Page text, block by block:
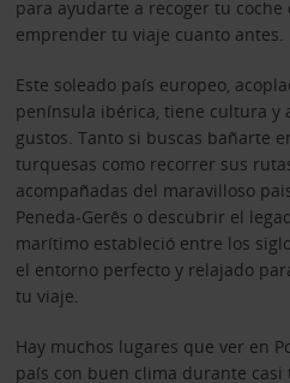
para ayudarte a recoger tu
emprender tu viaje cuanto antes.
Este soleado país europeo,
península ibérica, tiene cultura y
gustos. Tanto si buscas bañarte
turquesas como recorrer sus
acompañadas del maravilloso
Peneda-Gerês o descubrir el
marítimo estableció entre los
el entorno perfecto y relajado
tu viaje.
Hay muchos lugares que ver en
país con buen clima durante